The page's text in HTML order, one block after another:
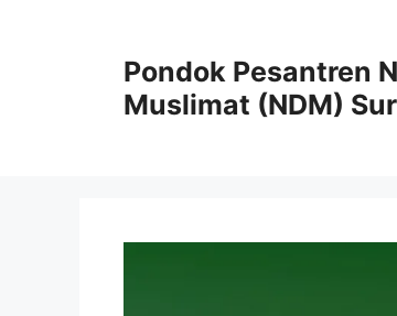
Pondok Pesantren
Muslimat (NDM)